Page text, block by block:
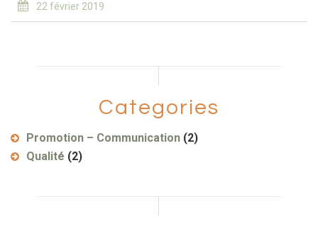
22 février 2019
Categories
Promotion – Communication (2)
Qualité (2)